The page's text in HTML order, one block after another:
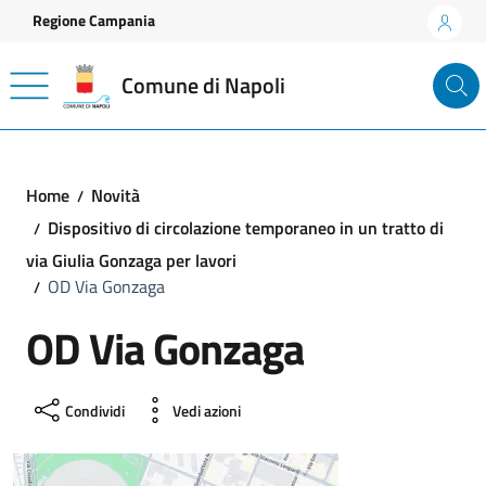
Vai ai contenuti
Vai al footer
Regione Campania
Comune di Napoli
Home
Novità
Dispositivo di circolazione temporaneo in un tratto di
via Giulia Gonzaga per lavori
OD Via Gonzaga
OD Via Gonzaga
Condividi Vedi azioni